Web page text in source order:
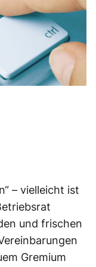
– vielleicht ist
und frischen
Gremium